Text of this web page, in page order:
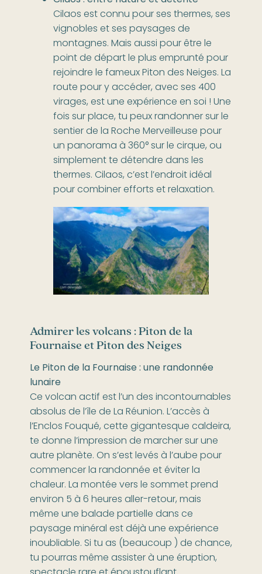
Cilaos est connu pour ses thermes, ses
vignobles et ses paysages de
montagnes. Mais aussi pour être le
point de départ le plus emprunté pour
rejoindre le fameux Piton des Neiges. La
route pour y accéder, avec ses 400
virages, est une expérience en soi ! Une
fois sur place, tu peux randonner sur le
sentier de la Roche Merveilleuse pour
un panorama à 360° sur le cirque, ou
simplement te détendre dans les
thermes. Cilaos, c’est l’endroit idéal
pour combiner efforts et relaxation.
Admirer les volcans : Piton de la
Fournaise et Piton des Neiges
Le Piton de la Fournaise : une randonnée
lunaire
Ce volcan actif est l’un des incontournables
absolus de l’île de La Réunion. L’accès à
l’Enclos Fouqué, cette gigantesque caldeira,
te donne l’impression de marcher sur une
autre planète. On s’est levés à l’aube pour
commencer la randonnée et éviter la
chaleur. La montée vers le sommet prend
environ 5 à 6 heures aller-retour, mais
même une balade partielle dans ce
paysage minéral est déjà une expérience
inoubliable. Si tu as (beaucoup ) de chance,
tu pourras même assister à une éruption,